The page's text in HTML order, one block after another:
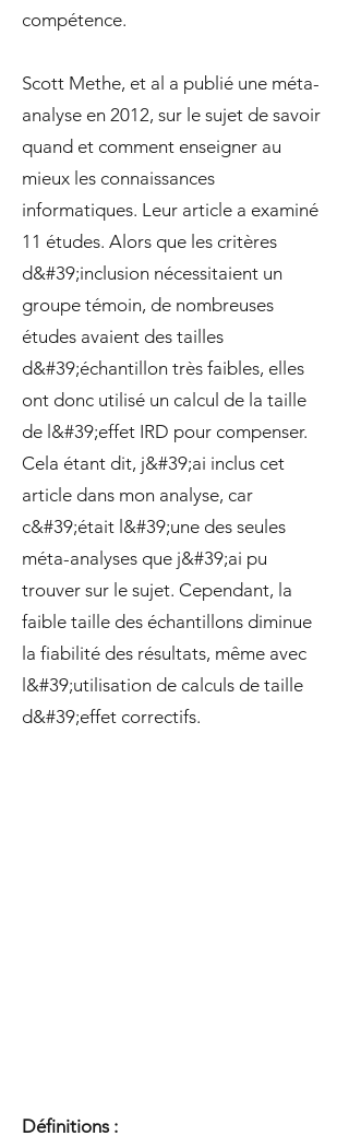
compétence.
Scott Methe, et al a publié une méta-
analyse en 2012, sur le sujet de savoir
quand et comment enseigner au
mieux les connaissances
informatiques. Leur article a examiné
11 études. Alors que les critères
d&#39;inclusion nécessitaient un
groupe témoin, de nombreuses
études avaient des tailles
d&#39;échantillon très faibles, elles
ont donc utilisé un calcul de la taille
de l&#39;effet IRD pour compenser.
Cela étant dit, j&#39;ai inclus cet
article dans mon analyse, car
c&#39;était l&#39;une des seules
méta-analyses que j&#39;ai pu
trouver sur le sujet. Cependant, la
faible taille des échantillons diminue
la fiabilité des résultats, même avec
l&#39;utilisation de calculs de taille
d&#39;effet correctifs.
Définitions :